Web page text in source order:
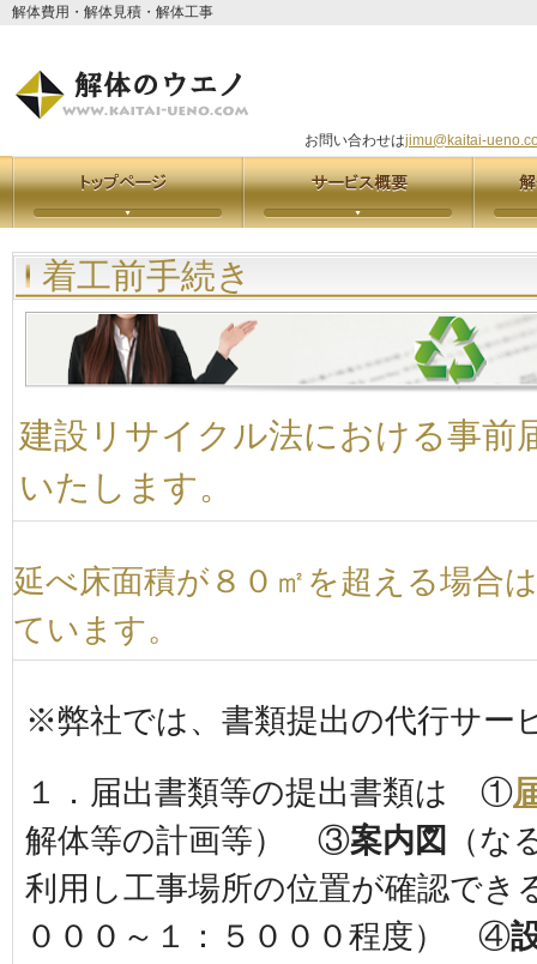
解体費用・解体見積・解体工事
お問い合わせはjimu@kaitai-
着工前手続き
建設リサイクル法における事前
いたします。
延べ床面積が８０㎡を超える場合
ています。
※弊社では、書類提出の代行サー
１．届出書類等の提出書類は ①
解体等の計画等） ③案内図
（な
利用し工事場所の位置が確認でき
０００～１：５０００程度） ④